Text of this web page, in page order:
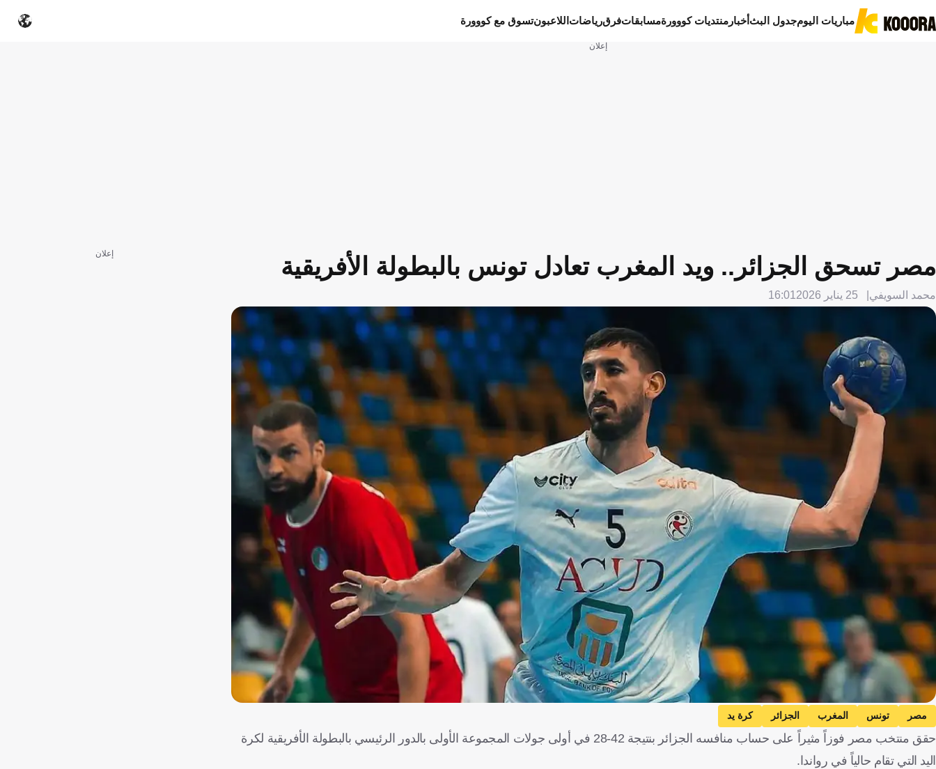
مباريات اليومجدول البثأخبار منتديات كووورةمسابقاتفرقرياضات اللاعبونتسوق مع كووورة
إعلان
مصر تسحق الجزائر.. ويد المغرب تعادل تونس بالبطولة الأفريقية
محمد السويفي 25 يناير 2026 16:01
مصر تونس المغرب الجزائر كرة يد
حقق منتخب مصر فوزاً مثيراً على حساب منافسه الجزائر بنتيجة 42-28 في أولى جولات المجموعة الأولى بالدور الرئيسي بالبطولة الأفريقية لكرة
اليد التي تقام حالياً في رواندا.
إعلان